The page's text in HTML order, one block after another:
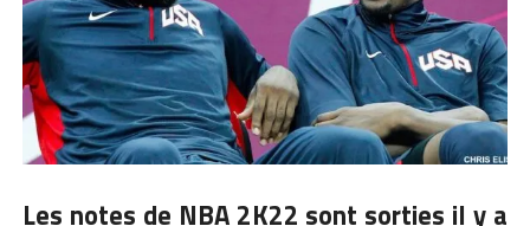
Les notes de NBA 2K22 sont sorties il y a